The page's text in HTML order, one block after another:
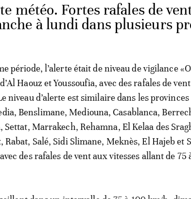
météo. Fortes rafales de
à lundi dans plusieurs
période, l’alerte était de niveau de vigilance
Haouz et Youssoufia, avec des rafales de
niveau d’alerte est similaire dans les provinces
Benslimane, Mediouna, Casablanca,
Settat, Marrakech, Rehamna, El Kelaa des
Rabat, Salé, Sidi Slimane, Meknès, El Hajeb et
des rafales de vent aux vitesses allant de 75